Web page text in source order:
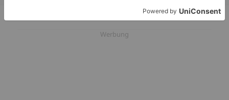
Werbung